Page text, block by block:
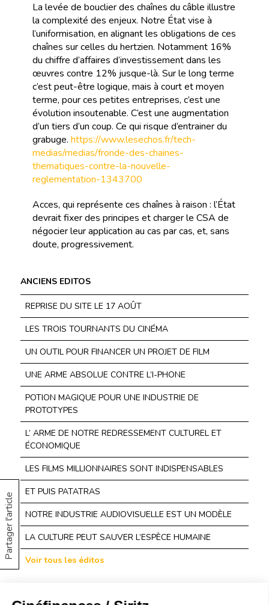
Partager l'article
La levée de bouclier des chaînes du câble illustre
la complexité des enjeux. Notre État vise à
l’uniformisation, en alignant les obligations de ces
chaînes sur celles du hertzien. Notamment 16%
du chiffre d’affaires d’investissement dans les
œuvres contre 12% jusque-là. Sur le long terme
c’est peut-être logique, mais à court et moyen
terme, pour ces petites entreprises, c’est une
évolution insoutenable. C’est une augmentation
d’un tiers d’un coup. Ce qui risque d’entrainer du
grabuge. https://www.lesechos.fr/tech-
medias/medias/fronde-des-chaines-
thematiques-contre-la-nouvelle-
reglementation-1343700
Acces, qui représente ces chaînes à raison : l’État
devrait fixer des principes et charger le CSA de
négocier leur application au cas par cas, et, sans
doute, progressivement.
ANCIENS EDITOS
REPRISE DU SITE LE 17 AOÛT
LES TROIS TOURNANTS DU CINÉMA
UN OUTIL POUR FINANCER UN PROJET DE FILM
UNE ARME ABSOLUE CONTRE L’I-PHONE
POTION MAGIQUE POUR UNE INDUSTRIE DE
PROTOTYPES
L’ ARME DE NOTRE REDRESSEMENT CULTUREL ET
ÉCONOMIQUE
LES FILMS MILLIONNAIRES SONT INDISPENSABLES
ET PUIS PATATRAS
NOTRE INDUSTRIE AUDIOVISUELLE EST UN MODÈLE
LA CULTURE PEUT SAUVER L’ESPÈCE HUMAINE
Voir tous les éditos